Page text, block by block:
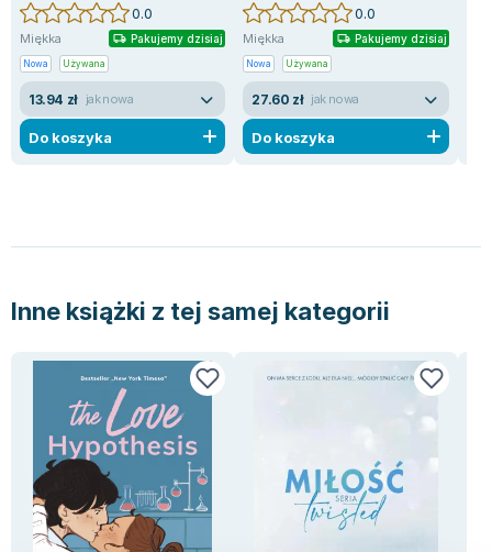
0.0
Miękka Pakujemy dzisiaj
Nowa Używana
13.94 zł jak nowa
Do koszyka
0.0
Miękka Pakujemy dzisiaj
Nowa Używana
27.60 zł jak nowa
Do koszyka
Inne książki z tej samej kategorii